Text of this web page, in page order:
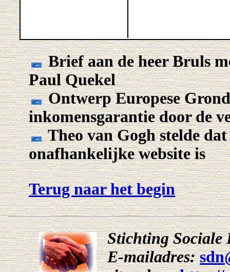
Brief aan de heer Bruls
Paul Quekel
Ontwerp Europese
inkomensgarantie door de
Theo van Gogh stelde dat
onafhankelijke website is
Terug naar het begin
Stichting Sociale
E-mailadres: